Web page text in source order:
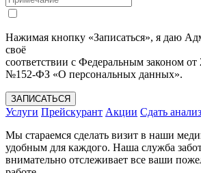
Нажимая кнопку «Записаться», я даю
своё
соответствии с Федеральным законом от
№152-ФЗ «О персональных данных».
ЗАПИСАТЬСЯ
Услуги Прейскурант Акции Сдать
Мы стараемся сделать визит в наши
удобным для каждого. Наша служба
внимательно отслеживает все ваши